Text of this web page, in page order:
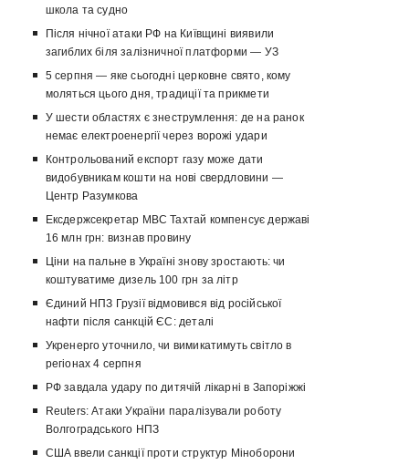
школа та судно
Після нічної атаки РФ на Київщині виявили
загиблих біля залізничної платформи — УЗ
5 серпня — яке сьогодні церковне свято, кому
моляться цього дня, традиції та прикмети
У шести областях є знеструмлення: де на ранок
немає електроенергії через ворожі удари
Контрольований експорт газу може дати
видобувникам кошти на нові свердловини —
Центр Разумкова
Ексдержсекретар МВС Тахтай компенсує державі
16 млн грн: визнав провину
Ціни на пальне в Україні знову зростають: чи
коштуватиме дизель 100 грн за літр
Єдиний НПЗ Грузії відмовився від російської
нафти після санкцій ЄС: деталі
Укренерго уточнило, чи вимикатимуть світло в
регіонах 4 серпня
РФ завдала удару по дитячій лікарні в Запоріжжі
Reuters: Атаки України паралізували роботу
Волгоградського НПЗ
США ввели санкції проти структур Міноборони